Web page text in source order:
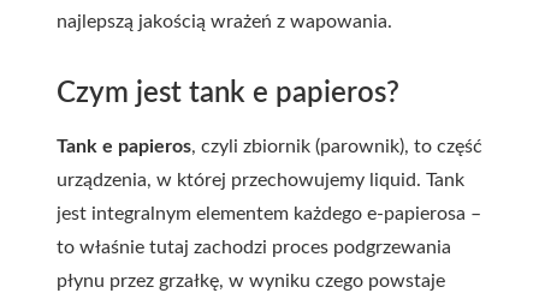
najlepszą jakością wrażeń z wapowania.
Czym jest tank e papieros?
Tank e papieros, czyli zbiornik (parownik), to część
urządzenia, w której przechowujemy liquid. Tank
jest integralnym elementem każdego e-papierosa –
to właśnie tutaj zachodzi proces podgrzewania
płynu przez grzałkę, w wyniku czego powstaje